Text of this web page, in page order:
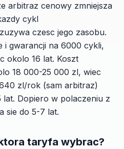
arbitraz cenowy zmniejsza
cykl
czesc jego zasobu.
i gwarancji na 6000 cykli,
okolo 16 lat. Koszt
18 000-25 000 zl, wiec
zl/rok (sam arbitraz)
lat. Dopiero w polaczeniu z
sie do 5-7 lat.
ktora taryfa wybrac?